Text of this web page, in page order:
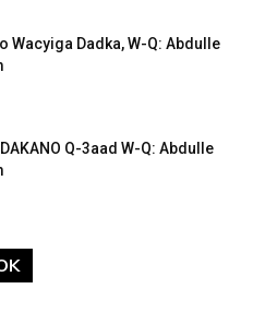
Wacyiga Dadka, W-Q: Abdulle
DAKANO Q-3aad W-Q: Abdulle